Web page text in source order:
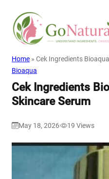
Home » Cek Ingredients
Bioaqua
Cek Ingredients
Skincare Serum
May 18, 2026 19 Views